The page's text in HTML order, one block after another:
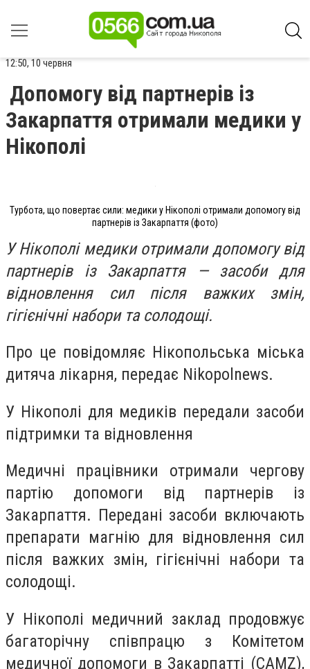
12:50, 10 червня
Допомогу від партнерів із
Закарпаття отримали медики у
Нікополі
Турбота, що повертає сили: медики у Нікополі отримали допомогу від
партнерів із Закарпаття (фото)
У Нікополі медики отримали допомогу від
партнерів із Закарпаття — засоби для
відновлення сил після важких змін,
гігієнічні набори та солодощі.
Про це повідомляє Нікопольська міська
дитяча лікарня, передає Nikopolnews.
У Нікополі для медиків передали засоби
підтримки та відновлення
Медичні працівники отримали чергову
партію допомоги від партнерів із
Закарпаття. Передані засоби включають
препарати магнію для відновлення сил
після важких змін, гігієнічні набори та
солодощі.
У Нікополі медичний заклад продовжує
багаторічну співпрацю з Комітетом
медичної допомоги в Закарпатті (CAMZ),